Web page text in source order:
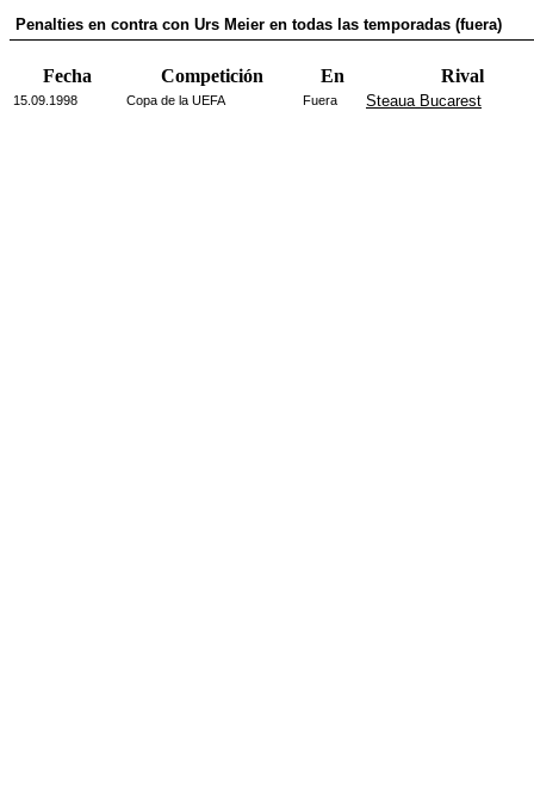
Penalties en contra con Urs Meier en todas las temporadas (fuera)
Fecha Competición En Rival
15.09.1998 Copa de la UEFA Fuera Steaua Bucarest